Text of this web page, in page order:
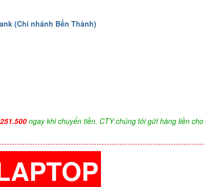
(Chi nhánh Bến Thành)
ngay khi chuyển tiền. CTY chúng tôi gửi hàng liền cho